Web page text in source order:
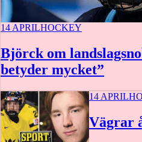
14 APRILHOCKEY
Björck om
betyder mycket”
14 APRIL
Vägrar